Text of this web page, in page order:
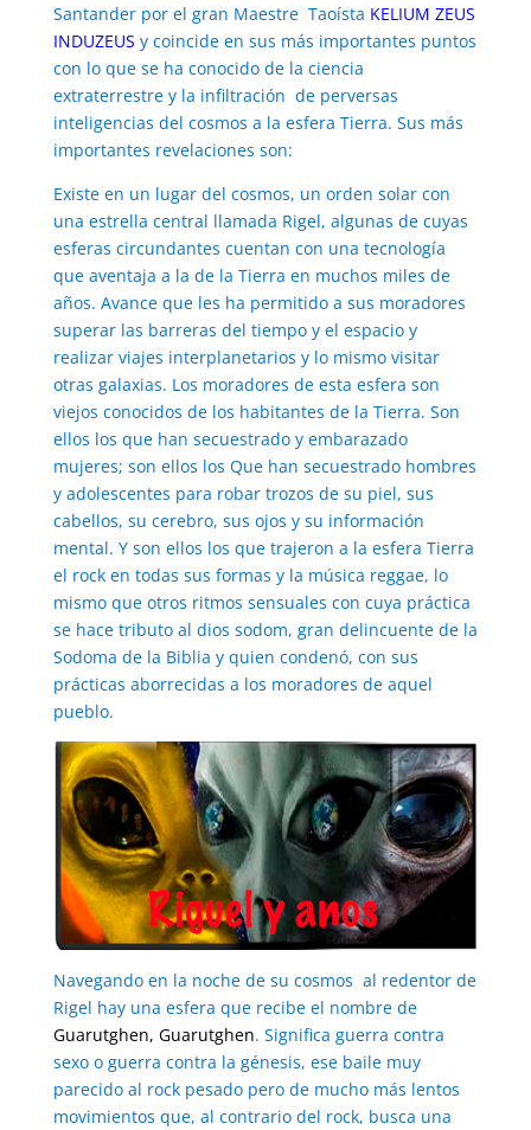
Santander por el gran Maestre Taoísta KELIUM ZEUS
INDUZEUS y coincide en sus más importantes puntos
con lo que se ha conocido de la ciencia
extraterrestre y la infiltración de perversas
inteligencias del cosmos a la esfera Tierra. Sus más
importantes revelaciones son:
Existe en un lugar del cosmos, un orden solar con
una estrella central llamada Rigel, algunas de cuyas
esferas circundantes cuentan con una tecnología
que aventaja a la de la Tierra en muchos miles de
años. Avance que les ha permitido a sus moradores
superar las barreras del tiempo y el espacio y
realizar viajes interplanetarios y lo mismo visitar
otras galaxias. Los moradores de esta esfera son
viejos conocidos de los habitantes de la Tierra. Son
ellos los que han secuestrado y embarazado
mujeres; son ellos los Que han secuestrado hombres
y adolescentes para robar trozos de su piel, sus
cabellos, su cerebro, sus ojos y su información
mental. Y son ellos los que trajeron a la esfera Tierra
el rock en todas sus formas y la música reggae, lo
mismo que otros ritmos sensuales con cuya práctica
se hace tributo al dios sodom, gran delincuente de la
Sodoma de la Biblia y quien condenó, con sus
prácticas aborrecidas a los moradores de aquel
pueblo.
Navegando en la noche de su cosmos al redentor de
Rigel hay una esfera que recibe el nombre de
Guarutghen, Guarutghen. Significa guerra contra
sexo o guerra contra la génesis, ese baile muy
parecido al rock pesado pero de mucho más lentos
movimientos que, al contrario del rock, busca una